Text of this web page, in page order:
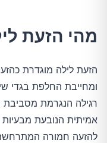
מהי הזעת
הזעת לילה מוגדרת
ומחייבת החלפת בגדי
רגילה הנגרמת מסביבת
אמיתית הנובעת
להזעה חמורה